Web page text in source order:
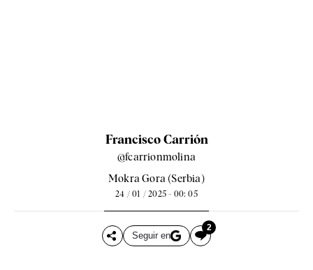
Francisco Carrión
@fcarrionmolina
Mokra Gora (Serbia)
24 / 01 / 2025 - 00: 05
Seguir en
2